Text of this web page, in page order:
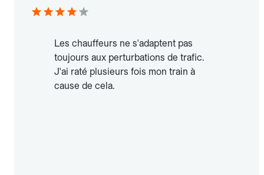
Les chauffeurs ne s'adaptent pas
toujours aux perturbations de trafic.
J'ai raté plusieurs fois mon train à
cause de cela.